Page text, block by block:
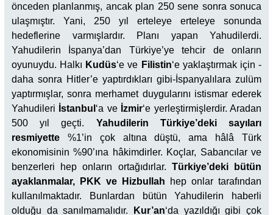
önceden planlanmış, ancak plan 250 sene sonra sonuca
ulaşmıştır. Yani, 250 yıl erteleye erteleye sonunda
hedeflerine varmışlardır. Planı yapan Yahudilerdi.
Yahudilerin İspanya’dan Türkiye’ye tehcir de onların
oyunuydu. Halkı Kudüs‘e ve Filistin‘e yaklaştırmak için -
daha sonra Hitler’e yaptırdıkları gibi-İspanyalılara zulüm
yaptırmışlar, sonra merhamet duygularını istismar ederek
Yahudileri İstanbul ‘a ve İzmir‘e yerleştirmişlerdir. Aradan
500 yıl geçti. Yahudilerin Türkiye’deki sayıları
resmiyette %1’in çok altına düştü, ama hâlâ Türk
ekonomisinin %90’ına hâkimdirler. Koçlar, Sabancılar ve
benzerleri hep onların ortağıdırlar. Türkiye’deki bütün
ayaklanmalar, PKK ve Hizbullah hep onlar tarafından
kullanılmaktadır. Bunlardan bütün Yahudilerin haberli
olduğu da sanılmamalıdır.
Kur’an‘da yazıldığı gibi çok